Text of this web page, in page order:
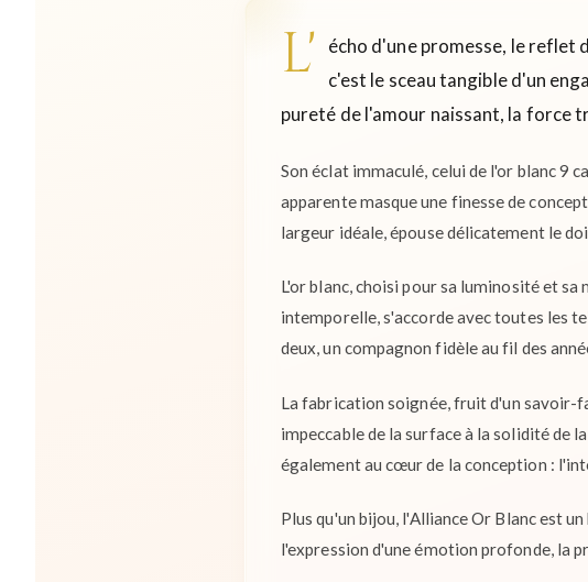
L'
écho d'une promesse, le reflet
c'est le sceau tangible d'un
pureté de l'amour naissant, la force
Son éclat immaculé, celui de l'or blanc 9
apparente masque une finesse de
largeur idéale, épouse délicatement le
L'or blanc, choisi pour sa luminosité et
intemporelle, s'accorde avec toutes les
deux, un compagnon fidèle au fil des
La fabrication soignée, fruit d'un savoir-
impeccable de la surface à la solidité de
également au cœur de la conception :
Plus qu'un bijou, l'Alliance Or Blanc est
l'expression d'une émotion profonde, la